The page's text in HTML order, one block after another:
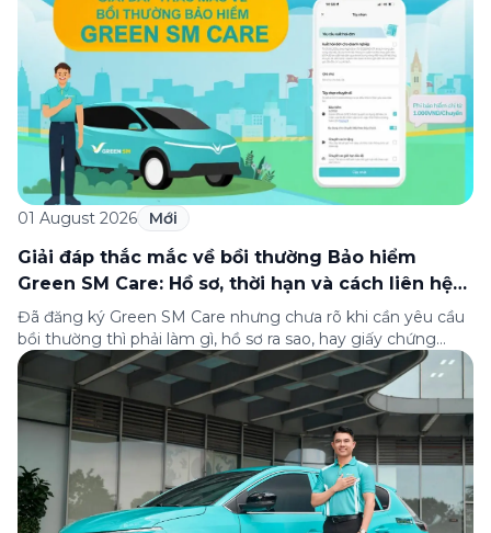
01 August 2026 Mới
Giải đáp thắc mắc về bồi thường Bảo hiểm
Green SM Care: Hồ sơ, thời hạn và cách liên hệ
hỗ trợ
Đã đăng ký Green SM Care nhưng chưa rõ khi cần yêu cầu
bồi thường thì phải làm gì, hồ sơ ra sao, hay giấy chứng
nhận bảo hiểm tìm ở đâu? Bài viết này tổng hợp đầy đủ các
câu hỏi thường gặp nhất về quy trình bồi thường và hỗ trợ
của Green […]